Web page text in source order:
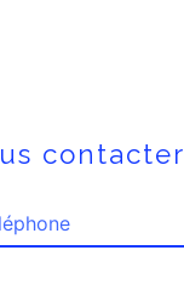
contacter